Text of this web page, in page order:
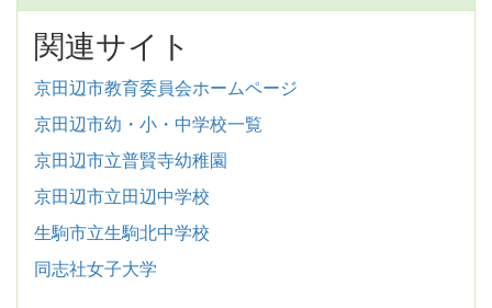
関連サイト
京田辺市教育委員会ホームページ
京田辺市幼・小・中学校一覧
京田辺市立普賢寺幼稚園
京田辺市立田辺中学校
生駒市立生駒北中学校
同志社女子大学